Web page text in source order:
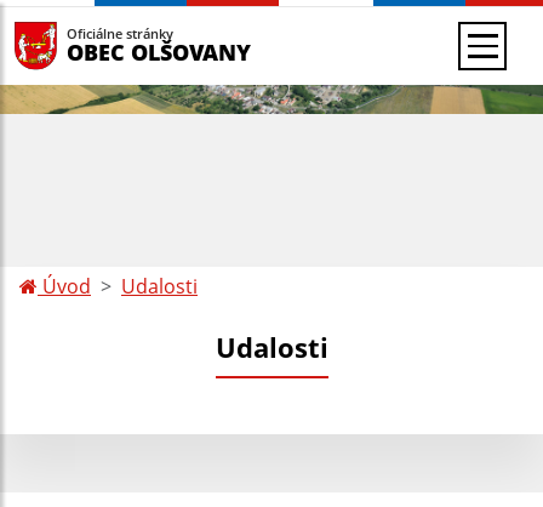
Oficiálne stránky
OBEC OLŠOVANY
Úvod Udalosti
Udalosti